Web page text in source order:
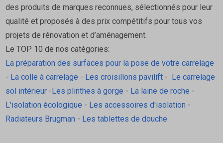
des produits de marques reconnues, sélectionnés pour leur
qualité et proposés à des prix compétitifs pour tous vos
projets de rénovation et d’aménagement.
Le TOP 10 de nos catégories:
La préparation des surfaces pour la pose de votre carrelage
- La colle à carrelage - Les croisillons pavilift-
Le carrelage
sol intérieur- Les plinthes à gorge - La laine de roche -
L'isolation écologique - Les accessoires d'isolation -
Radiateurs Brugman - Les tablettes de douche